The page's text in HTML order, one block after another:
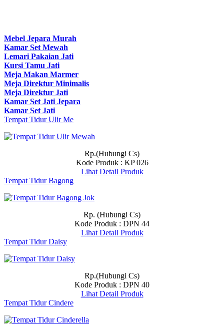
Mebel Jepara Murah
Kamar Set Mewah
Lemari Pakaian Jati
Kursi Tamu Jati
Meja Makan Marmer
Meja Direktur Minimalis
Meja Direktur Jati
Kamar Set Jati Jepara
Kamar Set Jati
Tempat Tidur Ulir Me
Rp.(Hubungi Cs)
Kode Produk : KP 026
Lihat Detail Produk
Tempat Tidur Bagong
Rp. (Hubungi Cs)
Kode Produk : DPN 44
Lihat Detail Produk
Tempat Tidur Daisy
Rp.(Hubungi Cs)
Kode Produk : DPN 40
Lihat Detail Produk
Tempat Tidur Cindere